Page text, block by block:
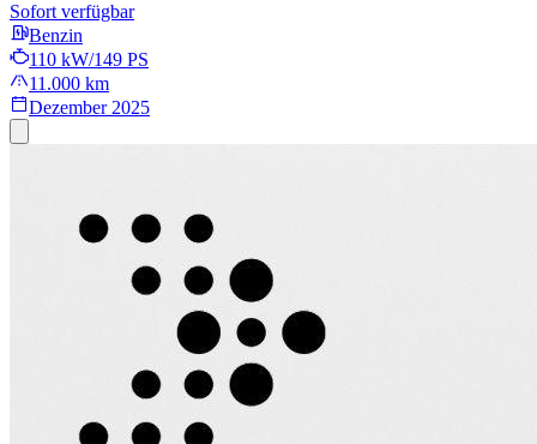
Sofort verfügbar
Benzin
110 kW/149 PS
11.000 km
Dezember 2025